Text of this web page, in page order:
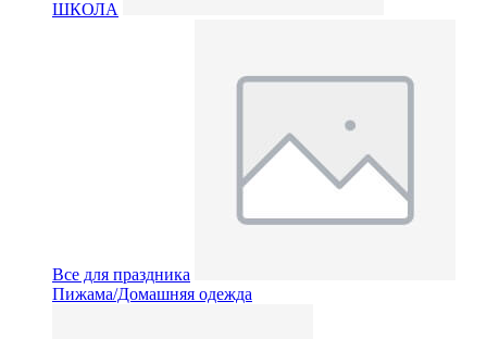
ШКОЛА
Все для праздника
Пижама/Домашняя одежда